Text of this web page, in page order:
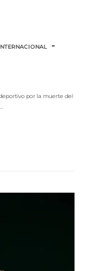
por la muerte del